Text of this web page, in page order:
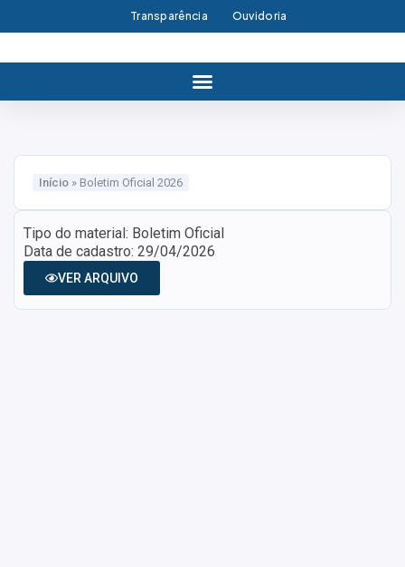
Transparência Ouvidoria
Início » Boletim Oficial 2026
Tipo do material: Boletim Oficial
Data de cadastro: 29/04/2026
VER ARQUIVO